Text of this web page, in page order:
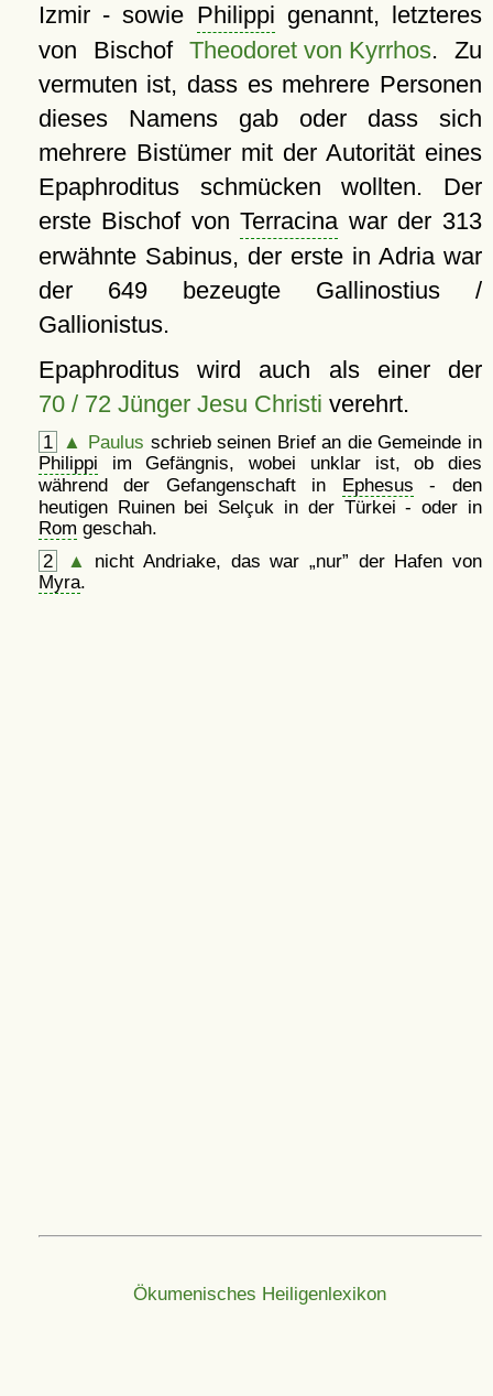
Izmir - sowie Philippi genannt, letzteres
von Bischof Theodoret von Kyrrhos. Zu
vermuten ist, dass es mehrere Personen
dieses Namens gab oder dass sich
mehrere Bistümer mit der Autorität eines
Epaphroditus schmücken wollten. Der
erste Bischof vonTerracinawar der 313
erwähnte Sabinus, der erste in Adria war
der 649 bezeugte Gallinostius /
Gallionistus.
Epaphroditus wird auch als einer der
70 / 72 Jünger Jesu Christi verehrt.
1 ▲ Paulus schrieb seinen Brief an die Gemeinde in
Philippi im Gefängnis, wobei unklar ist, ob dies
während der Gefangenschaft in Ephesus - den
heutigen Ruinen bei Selçuk in der Türkei - oder in
Rom geschah.
2
▲ nicht Andriake, das war nur
der Hafen von
Myra.
Ökumenisches Heiligenlexikon